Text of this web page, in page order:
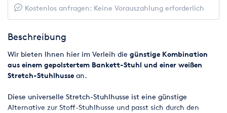
Kostenlos anfragen: Keine Vorauszahlung erforderlich
Beschreibung
Wir bieten Ihnen hier im Verleih die günstige Kombination
aus einem gepolstertem Bankett-Stuhl und einer weißen
Stretch-Stuhlhusse an.
Diese universelle Stretch-Stuhlhusse ist eine günstige
Alternative zur Stoff-Stuhlhusse und passt sich durch den